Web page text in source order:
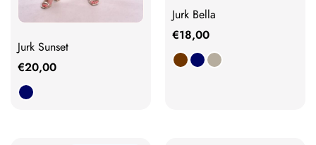
Jurk Sunset
€20,00
Jurk Bella
€18,00